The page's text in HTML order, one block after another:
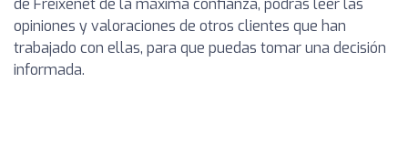
de Freixenet de la máxima confianza, podrás leer las
opiniones y valoraciones de otros clientes que han
trabajado con ellas, para que puedas tomar una decisión
informada.